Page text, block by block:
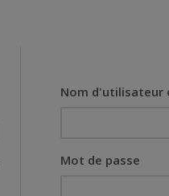
Nom d'utilisateur
Mot de passe